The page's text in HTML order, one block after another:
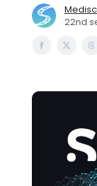
22nd